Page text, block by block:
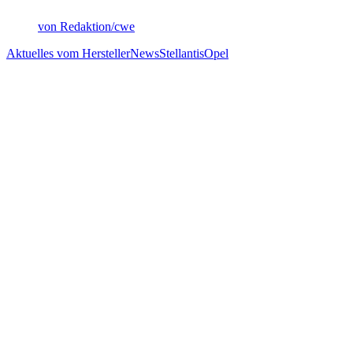
von Redaktion/cwe
Aktuelles vom HerstellerNewsStellantisOpel